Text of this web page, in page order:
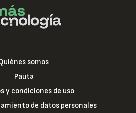
Quiénes somos
Pauta
y condiciones de uso
de datos personales